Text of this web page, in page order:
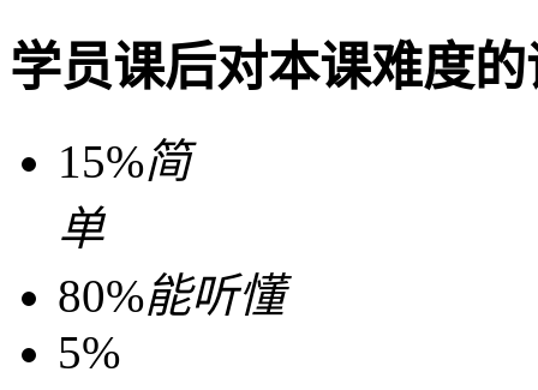
学员课后对本课难度
15%简
单
80%能听懂
5%